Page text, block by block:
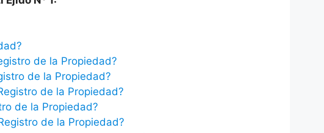
de la Propiedad?
de la Propiedad?
de la Propiedad?
de la Propiedad?
de la Propiedad?